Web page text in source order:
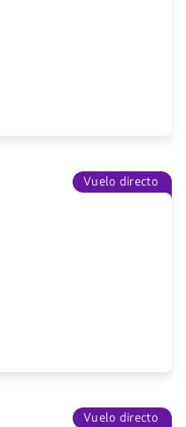
Vuelo directo
Vuelo directo